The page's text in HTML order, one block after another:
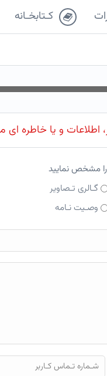
کـتابخـانه
و یا خاطره ای
را مشخص نمایید
گـالری تـصاویر
وصـیت نـامه